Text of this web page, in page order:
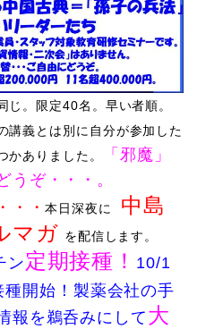
じ。限定40名。早い者順。
講義とは別に自分が参加した
かありました。
「邪魔」
うぞ・・・。
・・・本日深夜に 中島
マガ を配信します 。
ン定期接種！ 10/1
種開始！ 製薬会社の手
報を鵜呑みにして 大